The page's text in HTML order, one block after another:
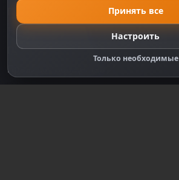
Настройки cookie
Правообладателям
Правила сообщества
Принять все
Настроить
Только необходимые